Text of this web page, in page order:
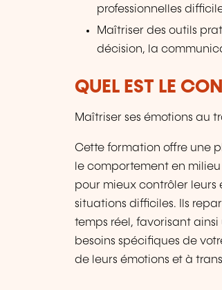
professionnelles
Maîtriser des outils
décision, la
QUEL EST LE
Maîtriser ses émotions au
Cette formation offre une
le comportement en
pour mieux contrôler leurs
situations difficiles. Ils
temps réel, favorisant
besoins spécifiques de
de leurs émotions et à